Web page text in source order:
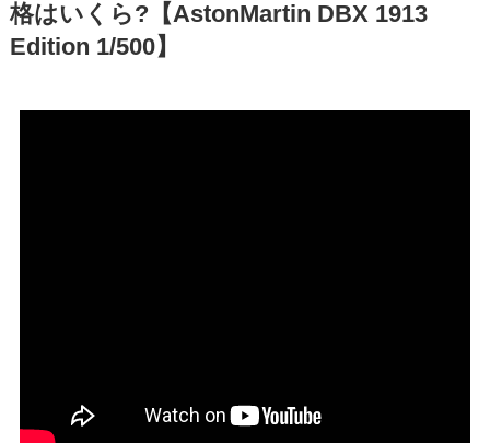
格はいくら?【AstonMartin DBX 1913
Edition 1/500】